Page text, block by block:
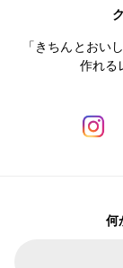
「きちんとおい
作れる
何